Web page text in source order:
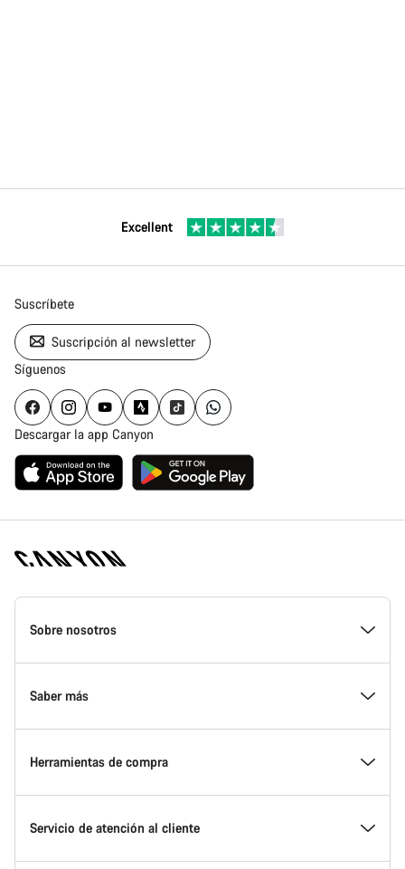
Excellent
Suscríbete
Suscripción al newsletter
Síguenos
Descargar la app Canyon
Canyon
Homepage
Sobre nosotros
Conoce Canyon
Innovación en Canyon
Canyon Factory Racing
Saber más
Eventos
Encuentra un punto de servicio Canyon
Herramientas de compra
Encuentra tu bicicleta
Servicio de atención al cliente